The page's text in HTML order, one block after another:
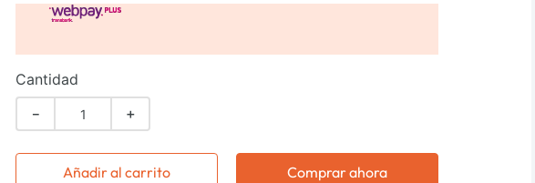
Cantidad
＋
－
Añadir al carrito Comprar ahora